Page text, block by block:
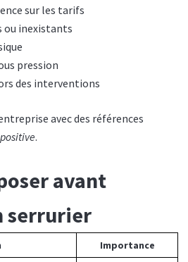
sur les tarifs
ou inexistants
pression
des interventions
avec des références
.
avant
serrurier
Importance